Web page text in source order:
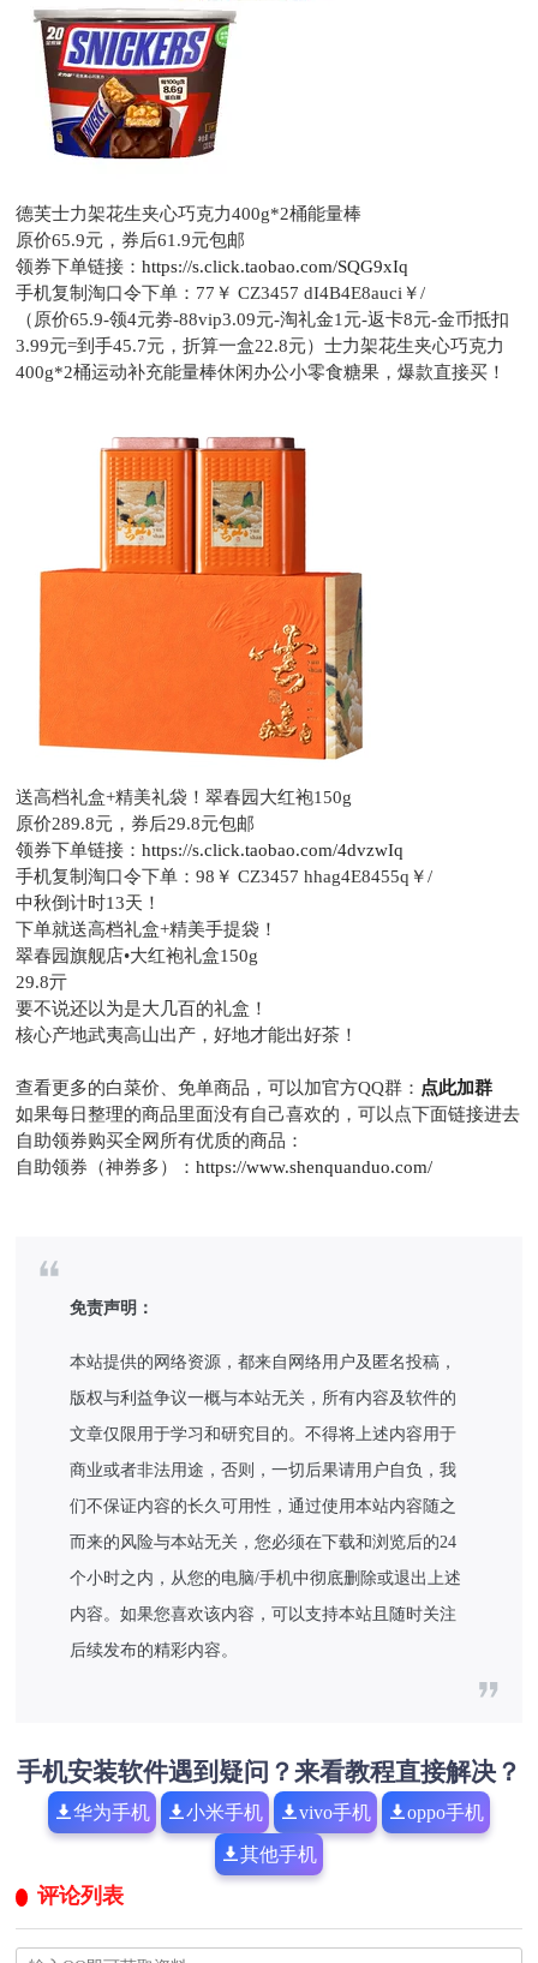
德芙士力架花生夹心巧克力400g*2桶能量棒
原价65.9元， 券后61.9元包邮
领券下单链接：https://s.click.taobao.com/SQG9xIq
手机复制淘口令下单： 77￥ CZ3457 dI4B4E8auci￥/
（原价65.9-领4元劵-88vip3.09元-淘礼金1元-返卡8元-金币抵扣
3.99元=到手45.7元，折算一盒22.8元）士力架花生夹心巧克力
400g*2桶运动补充能量棒休闲办公小零食糖果，爆款直接买！
送高档礼盒+精美礼袋！翠春园大红袍150g
原价289.8元， 券后29.8元包邮
领券下单链接：https://s.click.taobao.com/4dvzwIq
手机复制淘口令下单：98￥ CZ3457 hhag4E8455q￥/
中秋倒计时13天！
下单就送高档礼盒+精美手提袋！
翠春园旗舰店•大红袍礼盒150g
29.8亓
要不说还以为是大几百的礼盒！
核心产地武夷高山出产，好地才能出好茶！
查看更多的白菜价、免单商品，可以加官方QQ群： 点此加群
如果每日整理的商品里面没有自己喜欢的，可以点下面链接进去
自助领券购买全网所有优质的商品：
自助领券（神券多）：https://www.shenquanduo.com/
免责声明：
本站提供的网络资源，都来自网络用户及匿名投稿，
版权与利益争议一概与本站无关，所有内容及软件的
文章仅限用于学习和研究目的。不得将上述内容用于
商业或者非法用途，否则，一切后果请用户自负，我
们不保证内容的长久可用性，通过使用本站内容随之
而来的风险与本站无关，您必须在下载和浏览后的24
个小时之内，从您的电脑/手机中彻底删除或退出上述
内容。如果您喜欢该内容，可以支持本站且随时关注
后续发布的精彩内容。
手机安装软件遇到疑问？来看教程直接解决？
华为手机 小米手机 vivo手机 oppo手机
其他手机
评论列表